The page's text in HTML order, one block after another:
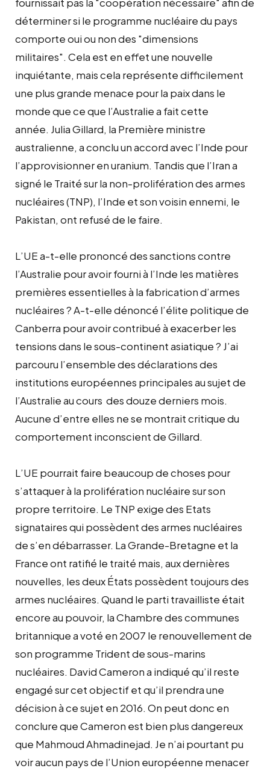
fournissait pas la "coopération nécessaire" afin de
déterminer si le programme nucléaire du pays
comporte oui ou non des "dimensions
militaires". Cela est en effet une nouvelle
inquiétante, mais cela représente difficilement
une plus grande menace pour la paix dans le
monde que ce que l’Australie a fait cette
année. Julia Gillard, la Première ministre
australienne, a conclu un accord avec l’Inde pour
l’approvisionner en uranium. Tandis que l’Iran a
signé le Traité sur la non-prolifération des armes
nucléaires (TNP), l’Inde et son voisin ennemi, le
Pakistan, ont refusé de le faire.
L’UE a-t-elle prononcé des sanctions contre
l’Australie pour avoir fourni à l’Inde les matières
premières essentielles à la fabrication d’armes
nucléaires ? A-t-elle dénoncé l’élite politique de
Canberra pour avoir contribué à exacerber les
tensions dans le sous-continent asiatique ? J’ai
parcouru l’ensemble des déclarations des
institutions européennes principales au sujet de
l’Australie au cours des douze derniers mois.
Aucune d’entre elles ne se montrait critique du
comportement inconscient de Gillard.
L’UE pourrait faire beaucoup de choses pour
s’attaquer à la prolifération nucléaire sur son
propre territoire. Le TNP exige des Etats
signataires qui possèdent des armes nucléaires
de s’en débarrasser. La Grande-Bretagne et la
France ont ratifié le traité mais, aux dernières
nouvelles, les deux États possèdent toujours des
armes nucléaires. Quand le parti travailliste était
encore au pouvoir, la Chambre des communes
britannique a voté en 2007 le renouvellement de
son programme Trident de sous-marins
nucléaires. David Cameron a indiqué qu’il reste
engagé sur cet objectif et qu’il prendra une
décision à ce sujet en 2016. On peut donc en
conclure que Cameron est bien plus dangereux
que Mahmoud Ahmadinejad. Je n’ai pourtant pu
voir aucun pays de l’Union européenne menacer